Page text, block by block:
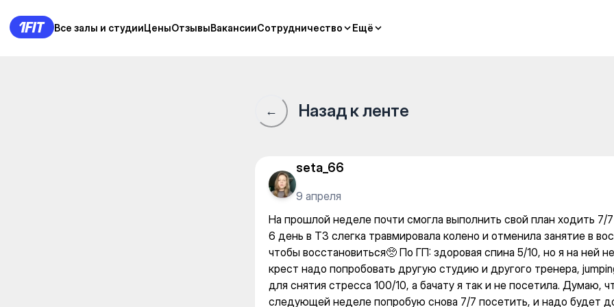
Все залы и студииЦеныОтзывыВакансииСотрудничество Ещё
Все залы и студииЦеныОтзывыВакансииСотрудничество Ещё
На прошлой неделе почти смогла выполнить свой план
← Назад к ленте
seta_66
9 апреля
На прошлой неделе почти смогла выполнить свой план ходить 7/
6 день в ТЗ слегка травмировала колено и отменила занятие в
чтобы восстановиться🥺 По ГП: здоровая спина 5/10, но я на ней
крест надо попробовать другую студию и другого тренера,
для снятия стресса 100/10, а бачату я так и не посетила. Думаю,
следующей неделе попробую снова 7/7 посетить, и надо будет